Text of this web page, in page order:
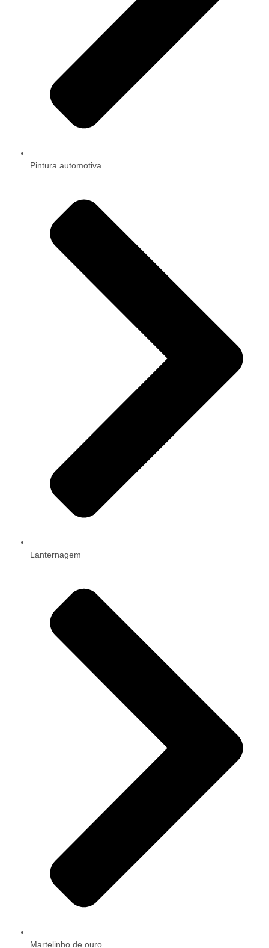
Pintura automotiva
Lanternagem
Martelinho de ouro